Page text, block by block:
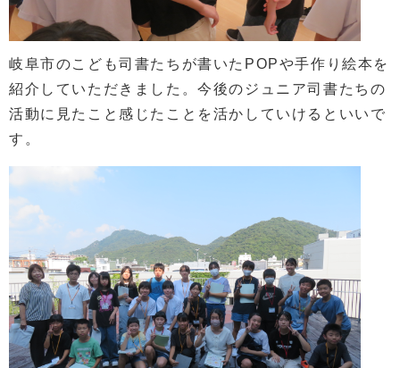
岐阜市のこども司書たちが書いたPOPや手作り絵本を
紹介していただきました。今後のジュニア司書たちの
活動に見たこと感じたことを活かしていけるといいで
す。